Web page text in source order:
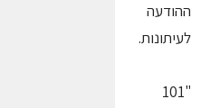
ההודעה
לעיתונות.
"101